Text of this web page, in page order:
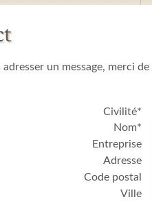
adresser un message, merci
Civilité*
Nom*
Entreprise
Adresse
Code postal
Ville